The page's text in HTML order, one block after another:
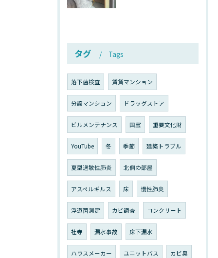
タグ Tags
落下菌検査 賃貸マンション
分譲マンション ドラッグストア
ビルメンテナンス 国宝 重要文化財
YouTube 冬 季節 建築トラブル
夏型過敏性肺炎 北側の部屋
アスペルギルス 床 慢性肺炎
浮遊菌測定 カビ調査 コンクリート
社寺 漏水事故 床下漏水
ハウスメーカー ユニットバス カビ臭